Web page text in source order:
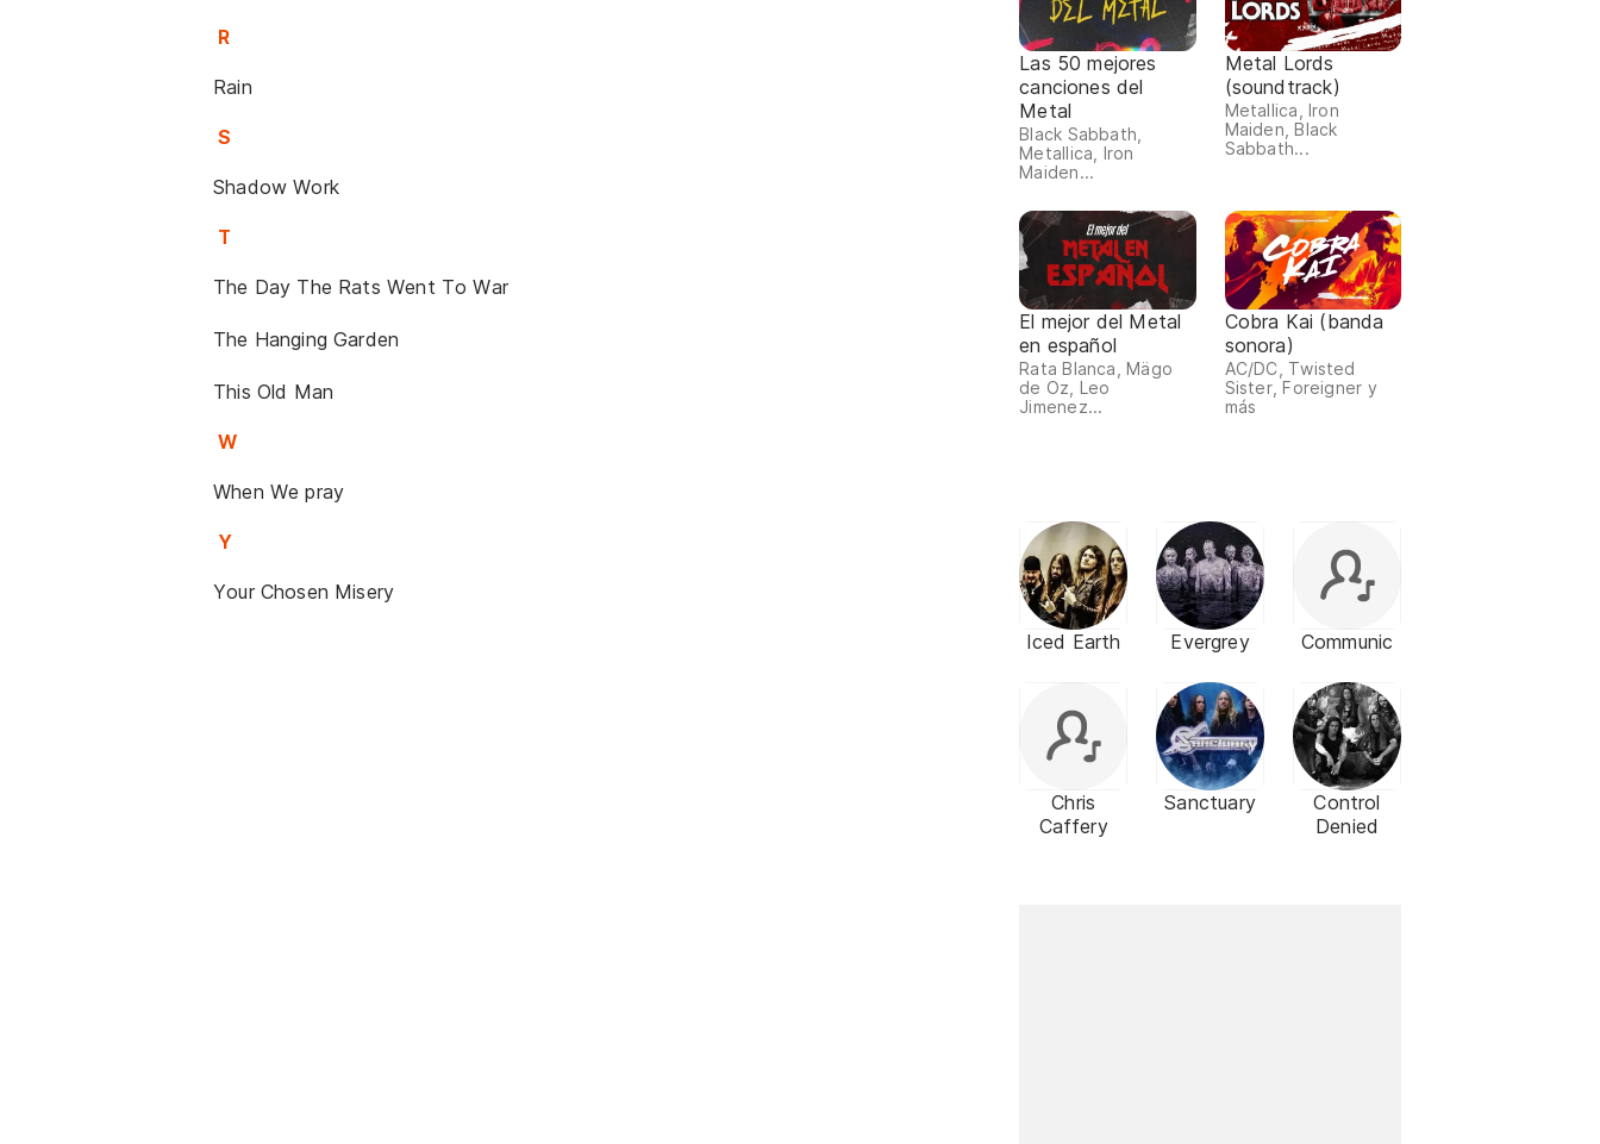
R
Rain
S
Shadow Work
T
The Day The Rats Went To War
The Hanging Garden
This Old Man
W
When We pray
Y
Your Chosen Misery
Las 50 mejores
canciones del
Metal
Black Sabbath,
Metallica, Iron
Maiden...
Metal Lords
(soundtrack)
Metallica, Iron
Maiden, Black
Sabbath...
El mejor del Metal
en español
Rata Blanca, Mägo
de Oz, Leo
Jimenez...
Cobra Kai (banda
sonora)
AC/DC, Twisted
Sister, Foreigner y
más
Iced Earth Evergrey Communic
Chris
Caffery
Sanctuary
Control
Denied